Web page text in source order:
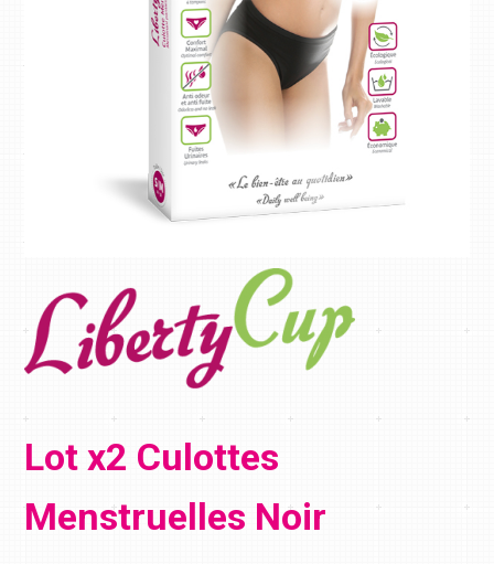
Lot x2 Culottes
Menstruelles Noir